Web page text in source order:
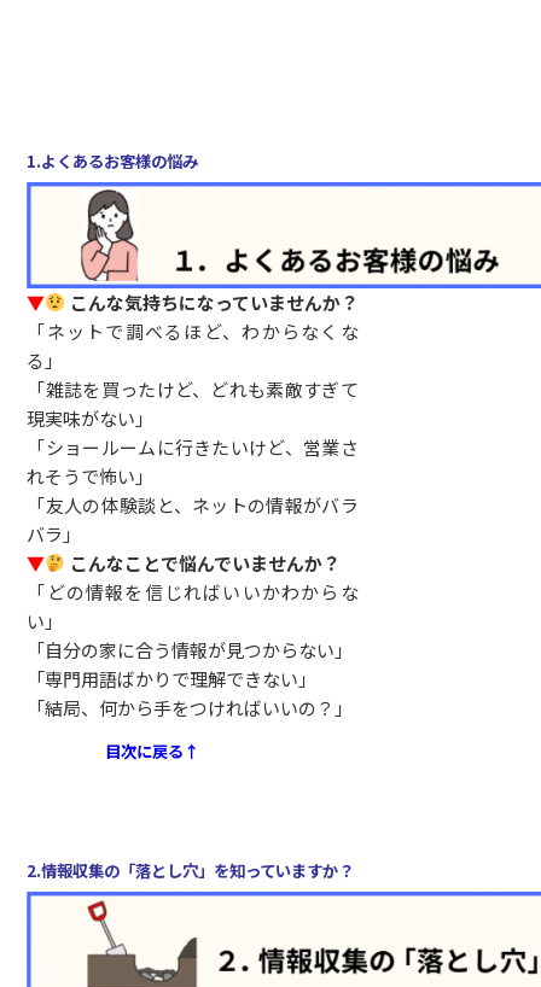
1.よくあるお客様の悩み
▼
こんな気持ちになっていませんか？
「ネットで調べるほど、わからなくな
る」
「雑誌を買ったけど、どれも素敵すぎて
現実味がない」
「ショールームに行きたいけど、営業さ
れそうで怖い」
「友人の体験談と、ネットの情報がバラ
バラ」
▼
こんなことで悩んでいませんか？
「どの情報を信じればいいかわからな
い」
「自分の家に合う情報が見つからない」
「専門用語ばかりで理解できない」
「結局、何から手をつければいいの？」
目次に戻る↑
2.情報収集の「落とし穴」を知っていますか？